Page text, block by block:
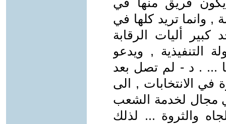
, وانما تريد كلها في
أليات الرقابة
التنفيذية , ويدعو
... . د - لم تصل بعد
في الانتخابات , الى
مجال لخدمة الشعب
والثروة ... لذلك